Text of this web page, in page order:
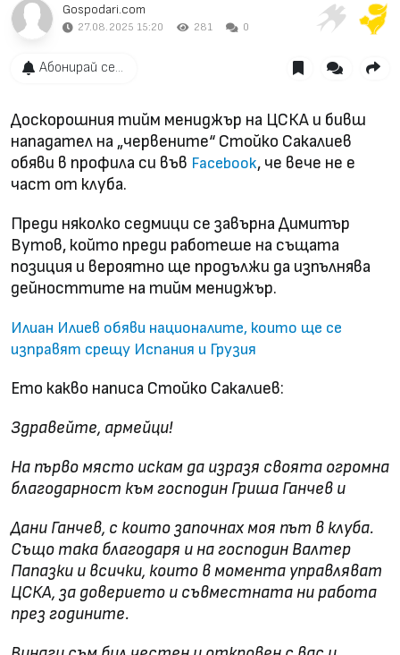
Gospodari.com
27.08.2025 15:20 281 0
Абонирай се...
Доскорошния тийм мениджър на ЦСКА и бивш
нападател на „червените“ Стойко Сакалиев
обяви в профила си във Facebook, че вече не е
част от клуба.
Преди няколко седмици се завърна Димитър
Вутов, който преди работеше на същата
позиция и вероятно ще продължи да изпълнява
дейносттите на тийм мениджър.
Илиан Илиев обяви националите, които ще се
изправят срещу Испания и Грузия
Ето какво написа Стойко Сакалиев:
Здравейте, армейци!
На първо място искам да изразя своята огромна
благодарност към господин Гриша Ганчев и
Дани Ганчев, с които започнах моя път в клуба.
Също така благодаря и на господин Валтер
Папазки и всички, които в момента управляват
ЦСКА, за доверието и съвместната ни работа
през годините.